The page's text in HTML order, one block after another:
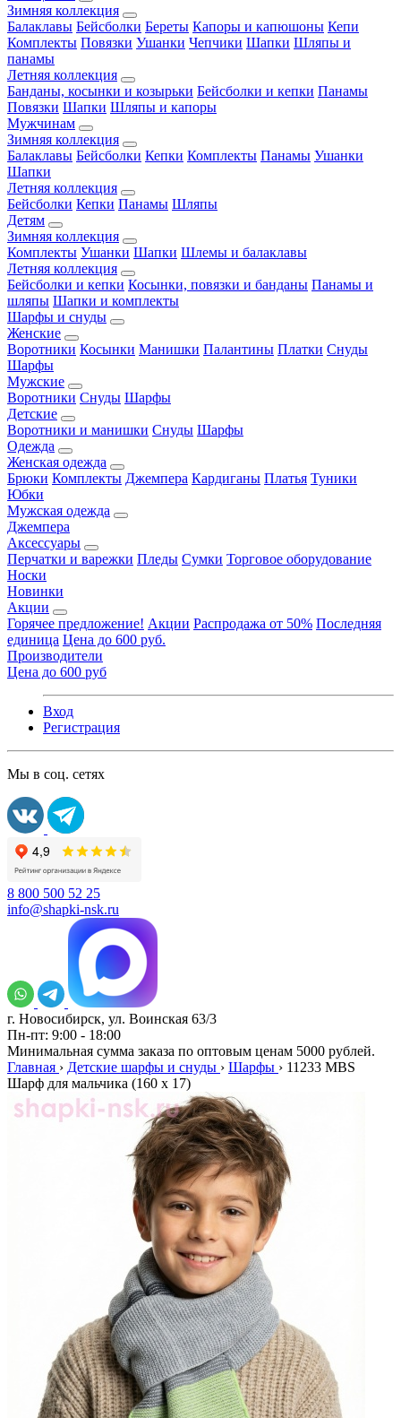
Зимняя коллекция
Балаклавы Бейсболки Береты Капоры и капюшоны Кепи
Комплекты Повязки Ушанки Чепчики Шапки Шляпы и
панамы
Летняя коллекция
Банданы, косынки и козырьки Бейсболки и кепки Панамы
Повязки Шапки Шляпы и капоры
Мужчинам
Зимняя коллекция
Балаклавы Бейсболки Кепки Комплекты Панамы Ушанки
Шапки
Летняя коллекция
Бейсболки Кепки Панамы Шляпы
Детям
Зимняя коллекция
Комплекты Ушанки Шапки Шлемы и балаклавы
Летняя коллекция
Бейсболки и кепки Косынки, повязки и банданы Панамы и
шляпы Шапки и комплекты
Шарфы и снуды
Женские
Воротники Косынки Манишки Палантины Платки Снуды
Шарфы
Мужские
Воротники Снуды Шарфы
Детские
Воротники и манишки Снуды Шарфы
Одежда
Женская одежда
Брюки Комплекты Джемпера Кардиганы Платья Туники
Юбки
Мужская одежда
Джемпера
Аксессуары
Перчатки и варежки Пледы Сумки Торговое оборудование
Носки
Новинки
Акции
Горячее предложение! Акции Распродажа от 50% Последняя
единица Цена до 600 руб.
Производители
Цена до 600 руб
Вход
Регистрация
Мы в соц. сетях
8 800 500 52 25
info@shapki-nsk.ru
г. Новосибирск, ул. Воинская 63/3
Пн-пт: 9:00 - 18:00
Минимальная сумма заказа по оптовым ценам 5000 рублей.
Главная › Детские шарфы и снуды › Шарфы › 11233 MBS
Шарф для мальчика (160 x 17)